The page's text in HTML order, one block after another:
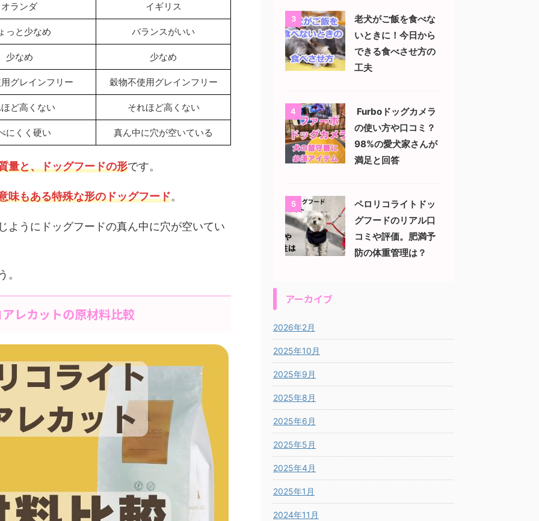
オランダ イギリス
っと少なめ バランスがいい
少なめ 少なめ
グレインフリー 穀物不使用グレインフリー
ど高くない それほど高くない
にくく硬い 真ん中に穴が空いている
量と、ドッグフードの形です。
味もある特殊な形のドッグフード。
ようにドッグフードの真ん中に穴が空いてい
。
レカットの原材料比較
3
老犬がご飯を食べな
いときに！今日から
できる食べさせ方の
工夫
4
Furboドッグカメラ
の使い方や口コミ？
98%の愛犬家さんが
満足と回答
5
ペロリコライトドッ
グフードのリアル口
コミや評価。肥満予
防の体重管理は？
アーカイブ
2026年2月
2025年10月
2025年9月
2025年8月
2025年6月
2025年5月
2025年4月
2025年1月
2024年11月